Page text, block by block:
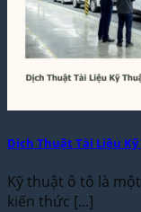
Dịch Thuật Tài Liệu
Kỹ thuật ô tô là
kiến thức [...]